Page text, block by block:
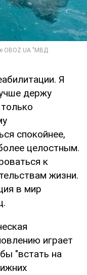
Я
держу
спокойнее,
целостным.
к
жизни.
в мир
играет
"встать на